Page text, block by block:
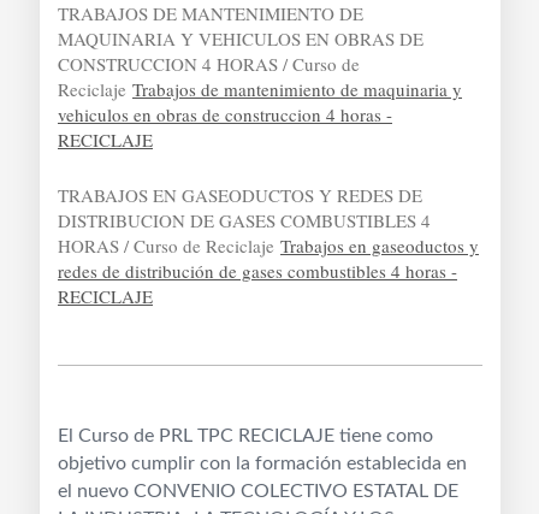
TRABAJOS DE MANTENIMIENTO DE
MAQUINARIA Y VEHICULOS EN OBRAS DE
CONSTRUCCION 4 HORAS / Curso de
Reciclaje Trabajos de mantenimiento de maquinaria y
vehiculos en obras de construccion 4 horas -
RECICLAJE
TRABAJOS EN GASEODUCTOS Y REDES DE
DISTRIBUCION DE GASES COMBUSTIBLES 4
HORAS / Curso de Reciclaje Trabajos en gaseoductos y
redes de distribución de gases combustibles 4 horas -
RECICLAJE
El Curso de PRL TPC RECICLAJE tiene como
objetivo cumplir con la formación establecida en
el nuevo CONVENIO COLECTIVO ESTATAL DE